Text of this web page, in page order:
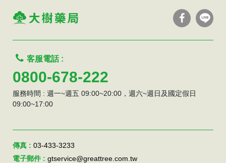
客服電話 :
0800-678-222
服務時間 : 週一~週五 09:00~20:00，週六~週日及國定假日
09:00~17:00
傳真 : 03-433-3233
電子郵件 : gtservice@greattree.com.tw